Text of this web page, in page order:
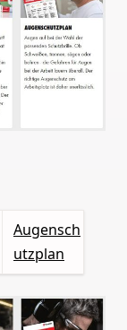
Augensch
utzplan